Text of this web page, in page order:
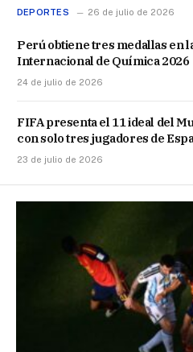
DEPORTES 26 de julio de 2026
Perú obtiene tres medallas en
Internacional de Química 2026
24 de julio de 2026
FIFA presenta el 11 ideal del
con solo tres jugadores de
23 de julio de 2026